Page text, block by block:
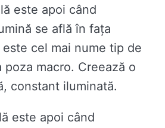
este apoi când
se află în fața
cel mai nume tip de
poza macro. Creează o
constant iluminată.
este apoi când